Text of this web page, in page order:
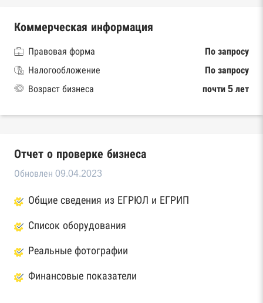
Коммерческая информация
Правовая форма
По запросу
Налогообложение
По запросу
Возраст бизнеса
почти 5 лет
Отчет о проверке бизнеса
Обновлен 09.04.2023
Общие сведения из ЕГРЮЛ и ЕГРИП
Список оборудования
Реальные фотографии
Финансовые показатели